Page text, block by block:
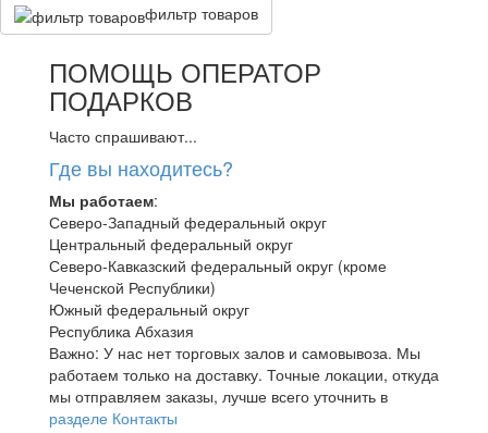
фильтр товаров
ПОМОЩЬ ОПЕРАТОР
ПОДАРКОВ
Часто спрашивают...
Где вы находитесь?
Мы работаем:
Северо-Западный федеральный округ
Центральный федеральный округ
Северо-Кавказский федеральный округ (кроме
Чеченской Республики)
Южный федеральный округ
Республика Абхазия
Важно: У нас нет торговых залов и самовывоза. Мы
работаем только на доставку. Точные локации, откуда
мы отправляем заказы, лучше всего уточнить в
разделе Контакты